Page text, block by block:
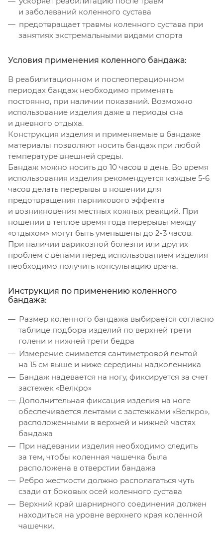
и заболеваний коленного сустава
предотвращает травмы коленного сустава при
занятиях экстремальными видами спорта
Условия применения коленного бандажа:
В реабилитационном и послеоперационном
периодах бандаж необходимо применять
постоянно, при наличии показаний. Возможно
использование изделия даже в периоды сна
и дневного отдыха.
Конструкция изделия и применяемые в бандаже
материалы позволяют носить бандаж при любой
температуре внешней среды.
Бандаж можно носить до 10 часов в день. Во время
использования изделия рекомендуется каждые 5-6
часов делать перерывы в ношении для
предотвращения парникового эффекта
и возникновения местных кожных реакций. При
ношении в теплое время года перерывы между
«отдыхом» могут быть уменьшены до 2-3 часов.
При наличии варикозной болезни или других
проблем с венами перед использованием изделия
необходимо получить консультацию врача.
Инструкция по применению коленного
бандажа:
Размер коленного бандажа выбирается согласно
таблице подбора изделий по верхней трети
голени и нижней трети бедра
Измерение снимается сантиметровой лентой
на 15 см выше и ниже середины надколенника
Бандаж надевается на ногу, фиксируется за счет
застежек «Велкро»
Дополнительная фиксация изделия на ноге
обеспечивается лентами с застежками «Велкро»,
расположенными в верхней и нижней частях
бандажа
При надевании изделия необходимо следить
за тем, чтобы коленная чашечка была
расположена в отверстии бандажа
Ребро жесткости должно располагаться чуть
сзади от боковых осей коленного сустава
Верхний край шарнирного соединения должен
находиться на уровне верхнего края коленной
чашечки.